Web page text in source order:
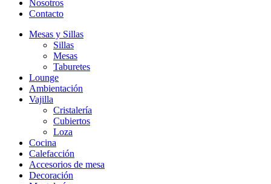
Nosotros
Contacto
Mesas y Sillas
Sillas
Mesas
Taburetes
Lounge
Ambientación
Vajilla
Cristalería
Cubiertos
Loza
Cocina
Calefacción
Accesorios de mesa
Decoración